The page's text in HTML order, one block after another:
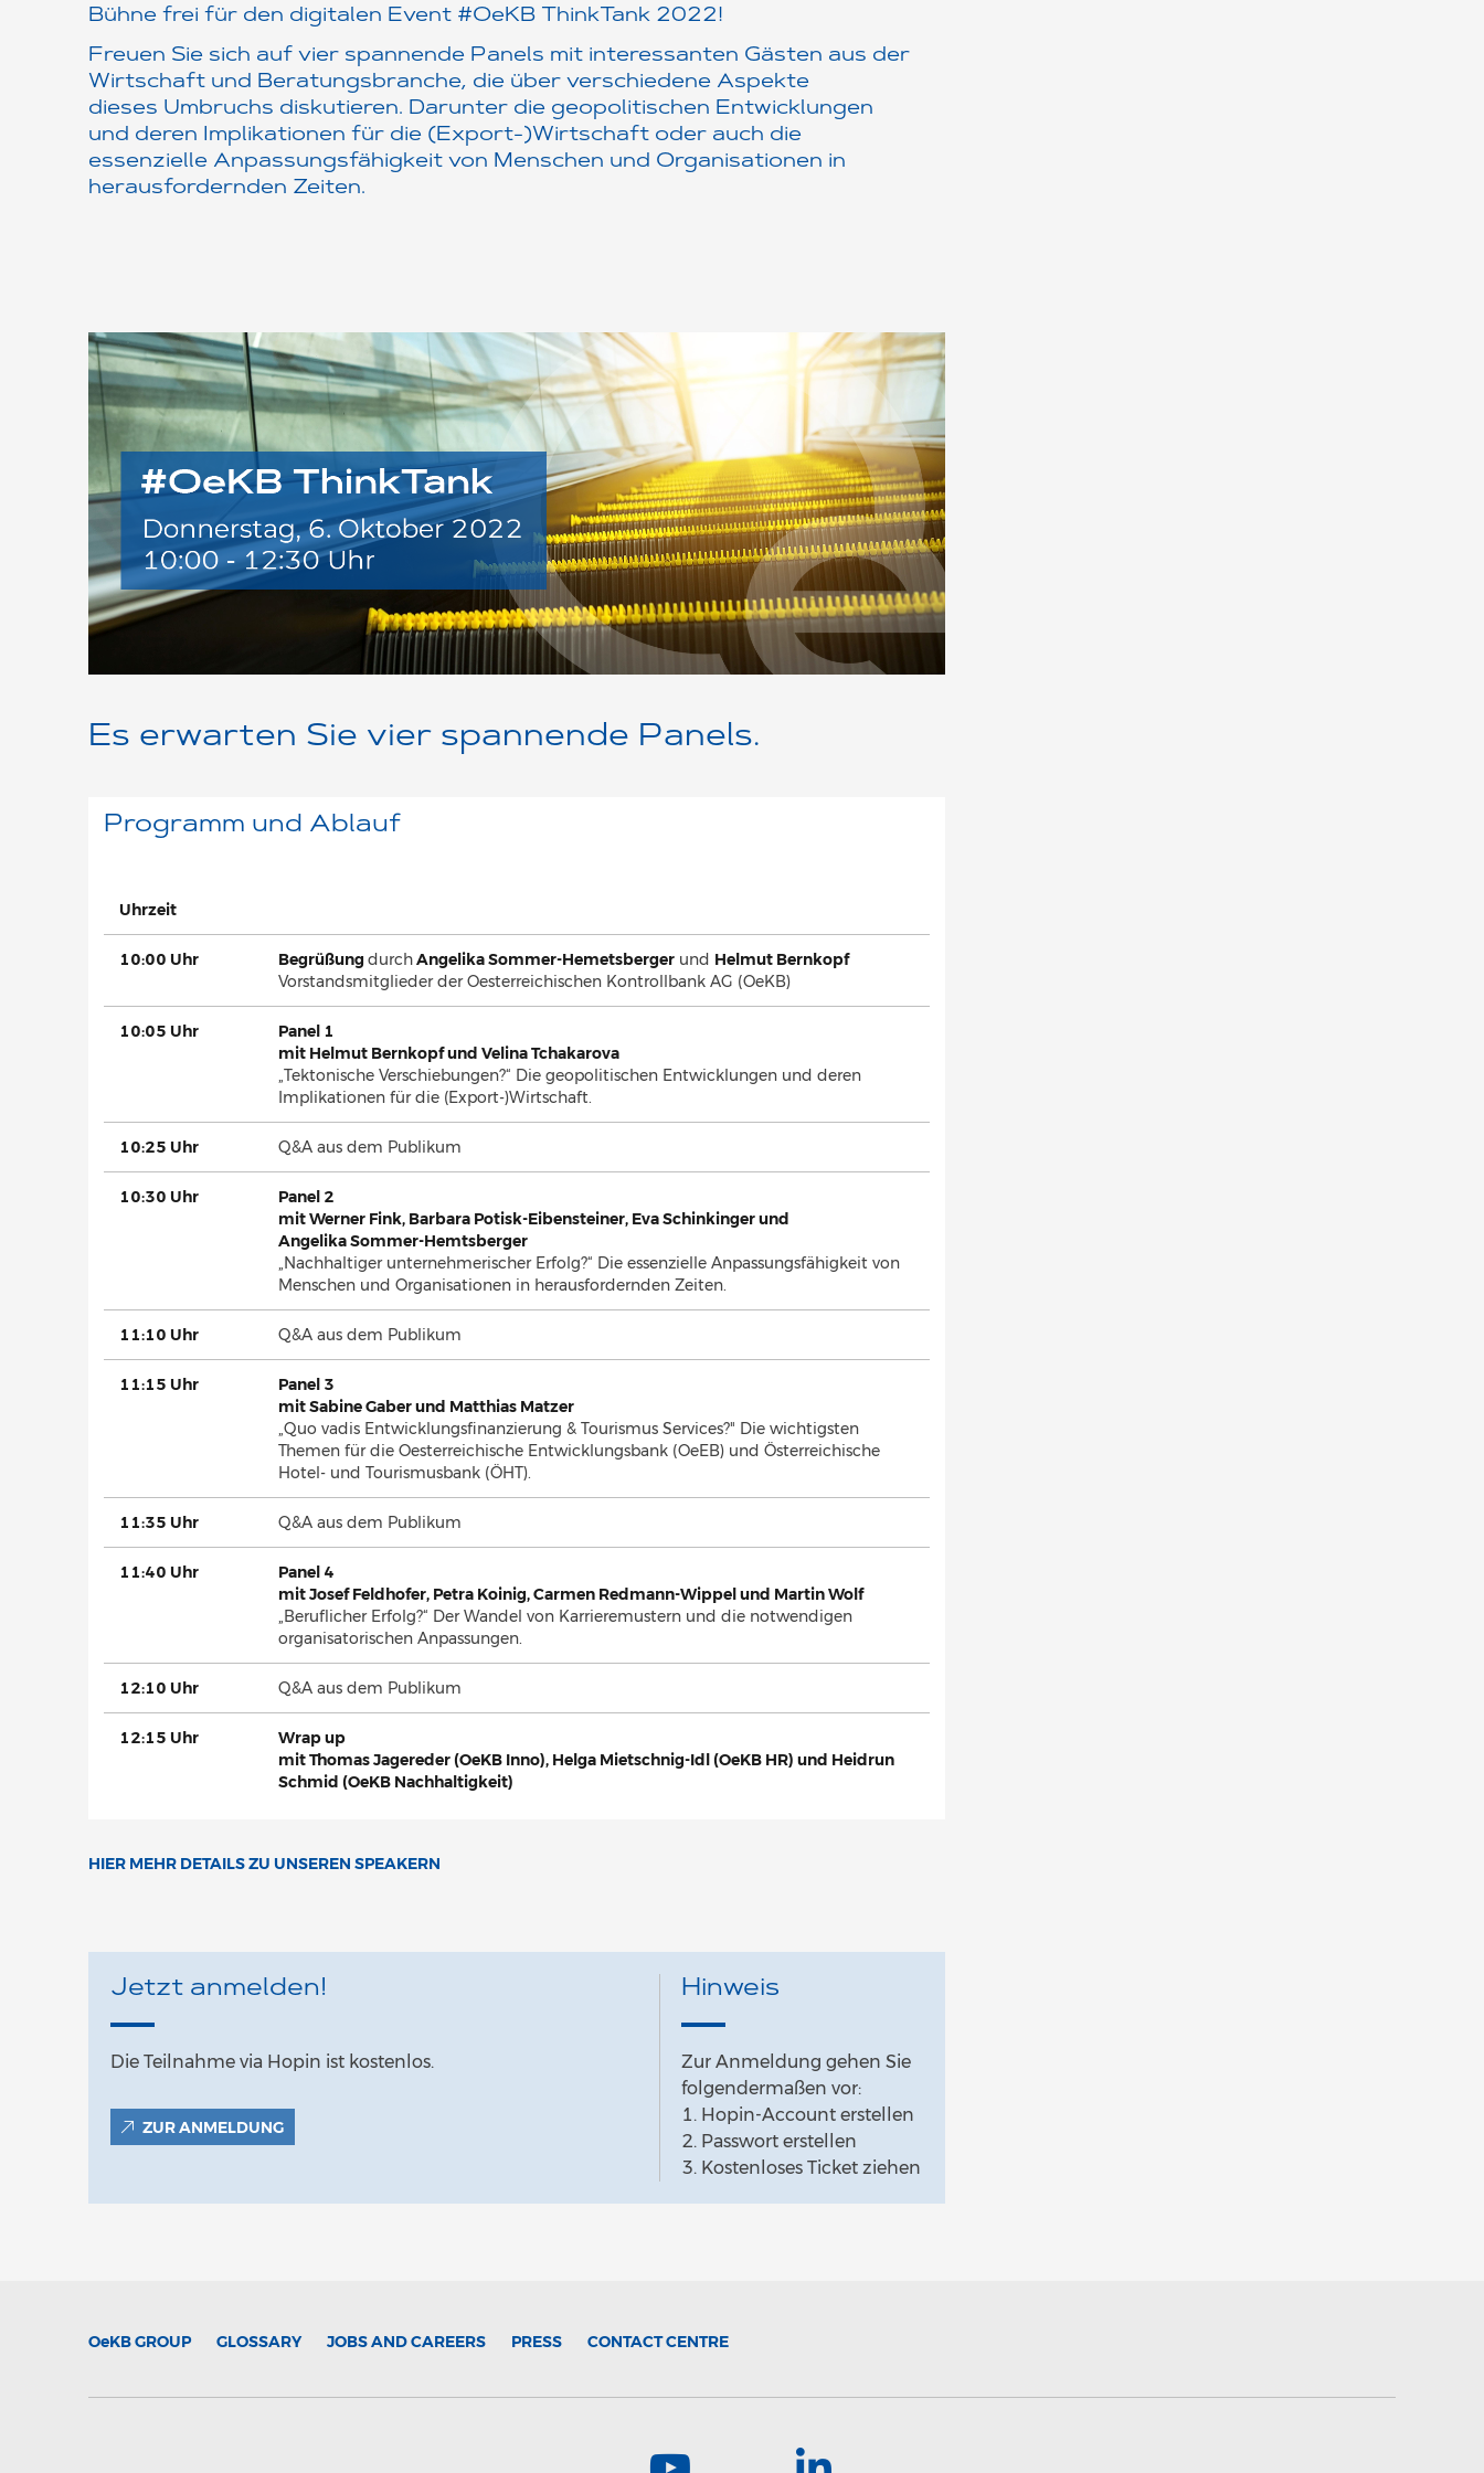
Bühne frei für den digitalen Event #OeKB ThinkTank 2022!
Freuen Sie sich auf vier spannende Panels mit interessanten Gästen aus der
Wirtschaft und Beratungsbranche, die über verschiedene Aspekte
dieses Umbruchs diskutieren. Darunter die geopolitischen Entwicklungen
und deren Implikationen für die (Export-)Wirtschaft oder auch die
essenzielle Anpassungsfähigkeit von Menschen und Organisationen in
herausfordernden Zeiten.
Es erwarten Sie vier spannende Panels.
Programm und Ablauf
Uhrzeit
10:00 Uhr Begrüßung durchAngelika Sommer-Hemetsberger und Helmut Bernkopf
Vorstandsmitglieder der Oesterreichischen Kontrollbank AG (OeKB)
10:05 Uhr
Panel 1
mit Helmut Bernkopf und Velina Tchakarova
„Tektonische Verschiebungen?“ Die geopolitischen Entwicklungen und deren
Implikationen für die (Export-)Wirtschaft.
10:25 Uhr Q&A aus dem Publikum
10:30 Uhr
Panel 2
mit Werner Fink, Barbara Potisk-Eibensteiner, Eva Schinkinger und
Angelika Sommer-Hemtsberger
„Nachhaltiger unternehmerischer Erfolg?“ Die essenzielle Anpassungsfähigkeit von
Menschen und Organisationen in herausfordernden Zeiten.
11:10 Uhr Q&A aus dem Publikum
11:15 Uhr
Panel 3
mit Sabine Gaber und Matthias Matzer
„Quo vadis Entwicklungsfinanzierung & Tourismus Services?" Die wichtigsten
Themen für die Oesterreichische Entwicklungsbank (OeEB) und Österreichische
Hotel- und Tourismusbank (ÖHT).
11:35 Uhr Q&A aus dem Publikum
11:40 Uhr
Panel 4
mit Josef Feldhofer, Petra Koinig, Carmen Redmann-Wippel und Martin Wolf
„Beruflicher Erfolg?“ Der Wandel von Karrieremustern und die notwendigen
organisatorischen Anpassungen.
12:10 Uhr Q&A aus dem Publikum
12:15 Uhr
Wrap up
mit Thomas Jagereder (OeKB Inno), Helga Mietschnig-Idl (OeKB HR) und Heidrun
Schmid (OeKB Nachhaltigkeit)
HIER MEHR DETAILS ZU UNSEREN SPEAKERN
Jetzt anmelden!
Die Teilnahme via Hopin ist kostenlos.
ZUR ANMELDUNG
Hinweis
Zur Anmeldung gehen Sie
folgendermaßen vor:
1. Hopin-Account erstellen
2. Passwort erstellen
3. Kostenloses Ticket ziehen
OeKBGROUP GLOSSARY JOBS AND CAREERS PRESS CONTACT CENTRE